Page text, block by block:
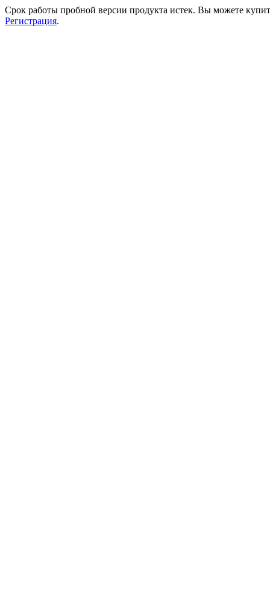
Срок работы пробной версии продукта истек. Вы можете
Регистрация.